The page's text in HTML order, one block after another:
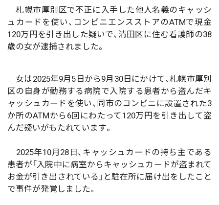
札幌市厚別区で不正に入手した他人名義のキャッシ
ュカードを使い、コンビニエンスストアのATMで現金
120万円を引き出した疑いで、清田区に住む看護師の38
歳の女が逮捕されました。
女は2025年9月5日から9月30日にかけて、札幌市厚別
区の自身が勤務する病院で入院する患者から盗んだキ
ャッシュカードを使い、同市のコンビニに設置された3
か所のATMから6回にわたって120万円を引き出して盗
んだ疑いがもたれています。
2025年10月28日、キャッシュカードの持ち主である
患者が「入院中に病室からキャッシュカードが盗まれて
お金が引き出されている」と駐在所に届け出をしたこと
で事件が発覚しました。